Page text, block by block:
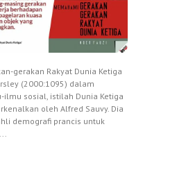
gerakan Rakyat Dunia Ketiga
(2000:1095) dalam
ilmu sosial, istilah Dunia Ketiga
oleh Alfred Sauvy. Dia
demografi prancis untuk